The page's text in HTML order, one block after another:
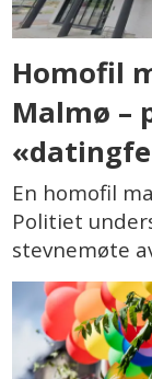
Homofil
Malmø –
En homofil
Politiet
stevnemøte